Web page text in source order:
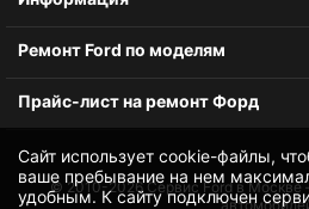
Сайт использует cookie-файлы,
ваше пребывание на нем
удобным. К cайту подключен
Ремонт Ford по моделям
Прайс-лист на ремонт Форд
© 2010-2026Сервис Ford в Москве